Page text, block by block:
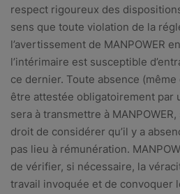
respect rigoureux des
sens que toute violation de la
l’avertissement de MANPOWER
l’intérimaire est susceptible
ce dernier. Toute absence (même
être attestée obligatoirement par
sera à transmettre à
droit de considérer qu’il y a
pas lieu à rémunération.
de vérifier, si nécessaire, la
travail invoquée et de convoquer